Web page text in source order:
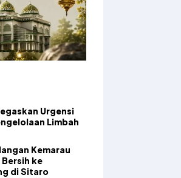
Urgensi
Limbah
Kemarau
ke
di Sitaro